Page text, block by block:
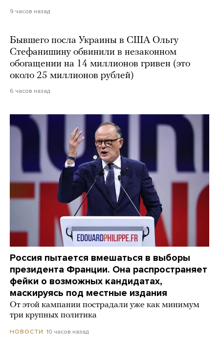
9 часов назад
Бывшего посла Украины в США Ольгу
Стефанишину обвинили в незаконном
обогащении на 14 миллионов гривен (это
около 25 миллионов рублей)
6 часов назад
Россия пытается вмешаться в выборы
президента Франции. Она распространяет
фейки о возможных кандидатах,
маскируясь под местные издания
От этой кампании пострадали уже как минимум
три крупных политика
НОВОСТИ 10 часов назад